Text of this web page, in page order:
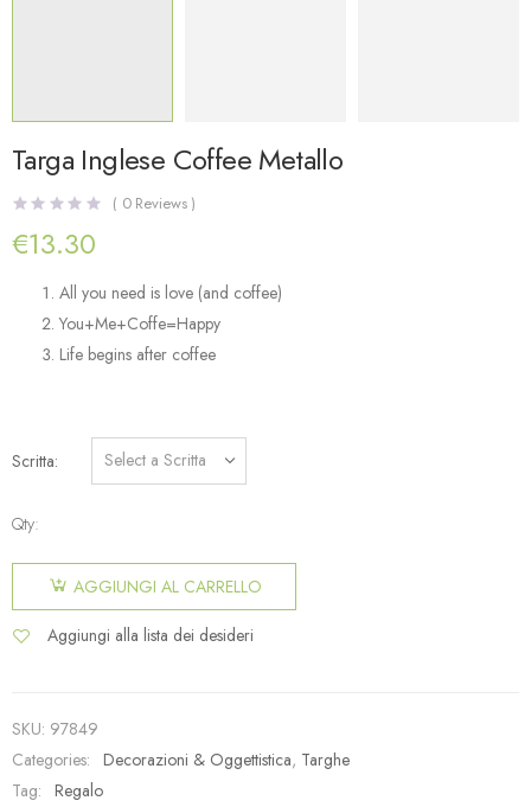
Targa Inglese Coffee Metallo
( 0Reviews )
€13.30
All you need is love (and coffee)
You+Me+Coffe=Happy
Life begins after coffee
Scritta
Qty:
AGGIUNGI AL CARRELLO
Aggiungi alla lista dei desideri
SKU: 97849
Categories: Decorazioni & Oggettistica, Targhe
Tag: Regalo